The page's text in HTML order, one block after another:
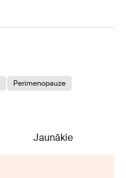
Perimenopauze
Jaunākie